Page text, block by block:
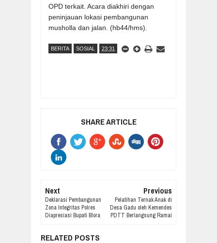
OPD terkait. Acara diakhiri dengan
peninjauan lokasi pembangunan
musholla dan jalan. (hb44/hms).
BERITA SOSIAL 23:31
SHARE ARTICLE
Next
Deklarasi Pembangunan
Zona Integritas Polres
Diapresiasi Bupati Blora
Previous
Pelatihan Ternak Anak di
Desa Gadu oleh Kemendes
PDTT Berlangsung Ramai
RELATED POSTS